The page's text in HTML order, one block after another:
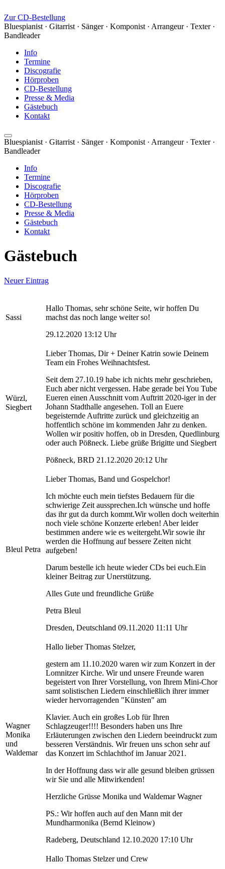
Zur CD-Bestellung
Bluespianist · Gitarrist · Sänger · Komponist · Arrangeur · Texter ·
Bandleader
Info
Termine
Discografie
Hörproben
CD-Bestellung
Presse & Media
Gästebuch
Kontakt
Bluespianist · Gitarrist · Sänger · Komponist · Arrangeur · Texter ·
Bandleader
Info
Termine
Discografie
Hörproben
CD-Bestellung
Presse & Media
Gästebuch
Kontakt
Gästebuch
Neuer Eintrag
Sassi
Hallo Thomas, sehr schöne Seite, wir hoffen Du
machst das noch lange weiter so!
29.12.2020 13:12 Uhr
Würzl,
Siegbert
Lieber Thomas, Dir + Deiner Katrin sowie Deinem
Team ein Frohes Weihnachtsfest.
Seit dem 27.10.19 habe ich nichts mehr geschrieben,
Euch aber nicht vergessen. Habe gerade bei You Tube
Eueren einen Ausschnitt vom Auftritt 2020-iger in der
Johann Stadthalle angesehen. Toll an Euere
begeisternde Auftritte zurück und gleichzeitig an
hoffentlich schöne im kommenden Jahr zu denken.
Wollen wir positiv hoffen, ob in Dresden, Quedlinburg
oder auch Pößneck. Liebe grüße Brigitte und Siegbert
Pößneck, BRD 21.12.2020 20:12 Uhr
Bleul Petra
Lieber Thomas, Band und Gospelchor!
Ich möchte euch mein tiefstes Bedauern für die
schwierige Zeit aussprechen.Ich wünsche und hoffe
das ihr gut da durch kommt.Wir wollen doch weiterhin
noch viele schöne Konzerte erleben! Aber leider
bestimmen andere wie es weitergeht.Wir sowie ihr
werden die Hoffnung auf bessere Zeiten nicht
aufgeben!
Darum bestelle ich heute wieder CDs bei euch.Ein
kleiner Beitrag zur Unerstützung.
Alles Gute und freundliche Grüße
Petra Bleul
Dresden, Deutschland 09.11.2020 11:11 Uhr
Wagner
Monika
und
Waldemar
Hallo lieber Thomas Stelzer,
gestern am 11.10.2020 waren wir zum Konzert in der
Lomnitzer Kirche. Wir und unsere Freunde waren
begeistert von Ihrer Vorstellung, von Ihrem Mini-Chor
samt solistischen Liedern einschließlich ihrer immer
wieder hervorragenden "Künsten" am
Klavier. Auch ein großes Lob für Ihren
Schlagzeuger!!!! Besonders haben uns Ihre
Erläuterungen zwischen den Liedern beeindruckt zum
besseren Verständnis. Wir freuen uns schon sehr auf
das Konzert im Schlachthof im Januar 2021.
In der Hoffnung dass wir alle gesund bleiben grüssen
wir Sie und alle Mitwirkenden!
Herzliche Grüsse Monika und Waldemar Wagner
PS.: Wir hoffen auch auf den Mann mit der
Mundharmonika (Bernd Kleinow)
Radeberg, Deutschland 12.10.2020 17:10 Uhr
Hallo Thomas Stelzer und Crew